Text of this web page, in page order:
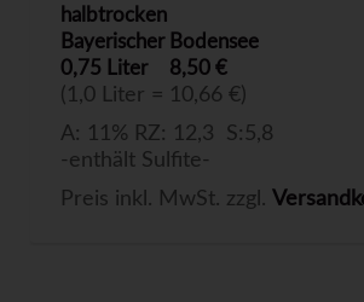
halbtrocken
Bayerischer Bodensee
0,75 Liter
8,50 €
(1,0 Liter = 10,66 €)
A: 11% RZ: 12,3 S:5,8
-enthält Sulfite-
Preis inkl. MwSt. zzgl.